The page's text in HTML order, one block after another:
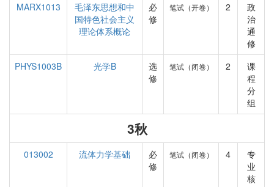
MARX1013
毛泽东思想和中
国特色社会主义
理论体系概论
必
修
笔试（开卷） 2
政
治
通
修
PHYS1003B
光学B
选
修
笔试（闭卷） 2
课
程
分
组
3秋
013002 流体力学基础
必
修
笔试（闭卷） 4
专
业
核